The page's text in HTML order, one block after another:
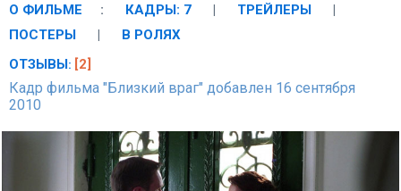
О ФИЛЬМЕ : КАДРЫ: 7 | ТРЕЙЛЕРЫ
|
ПОСТЕРЫ
|
В РОЛЯХ
ОТЗЫВЫ: [2]
Кадр фильма "Близкий враг" добавлен 16 сентября
2010